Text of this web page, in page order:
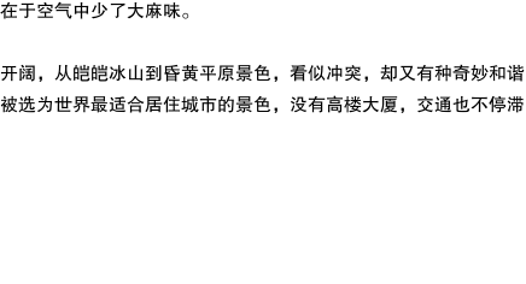
于空气中少了大麻味。
阔，从皑皑冰山到昏黄平原景色，看似冲突，却又有种奇妙和谐
选为世界最适合居住城市的景色，没有高楼大厦，交通也不停滞